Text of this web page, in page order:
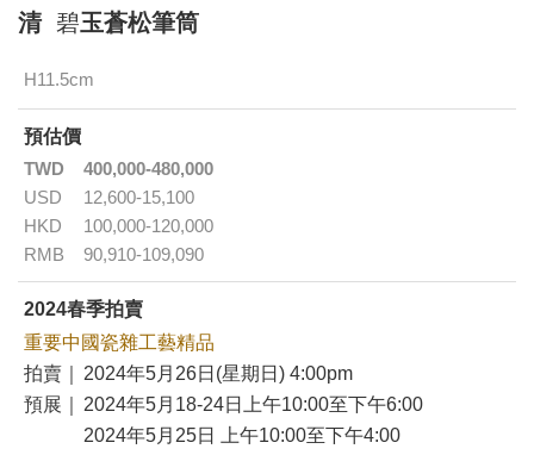
清 碧玉蒼松筆筒
H11.5cm
預估價
TWD
400,000-480,000
USD
12,600-15,100
HKD
100,000-120,000
RMB
90,910-109,090
2024春季拍賣
重要中國瓷雜工藝精品
拍賣｜
2024年5月26日(星期日) 4:00pm
預展｜
2024年5月18-24日上午10:00至下午6:00
2024年5月25日 上午10:00至下午4:00